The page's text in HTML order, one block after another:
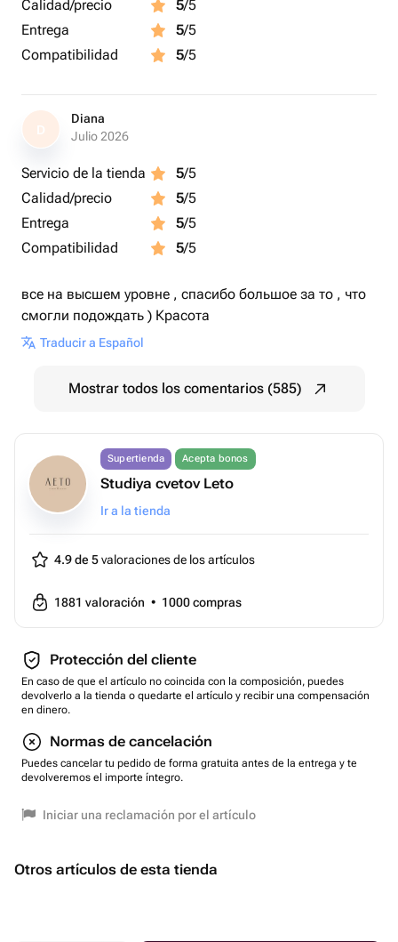
Calidad/precio 5/5
Entrega
5/5
Compatibilidad
5/5
D
Diana
Julio 2026
Servicio de la tienda 5/5
Calidad/precio
5/5
Entrega
5/5
Compatibilidad
5/5
все на высшем уровне , спасибо большое за то , что
смогли подождать ) Красота
Traducir a Español
Mostrar todos los comentarios (585)
Supertienda Acepta bonos
Studiya cvetov Leto
Ir a la tienda
4.9 de 5valoraciones de los artículos
1881 valoración • 1000compras
Protección del cliente
En caso de que el artículo no coincida con la composición, puedes
devolverlo a la tienda o quedarte el artículo y recibir una compensación
en dinero.
Normas de cancelación
Puedes cancelar tu pedido de forma gratuita antes de la entrega y te
devolveremos el importe íntegro.
Iniciar una reclamación por el artículo
Otros artículos de esta tienda